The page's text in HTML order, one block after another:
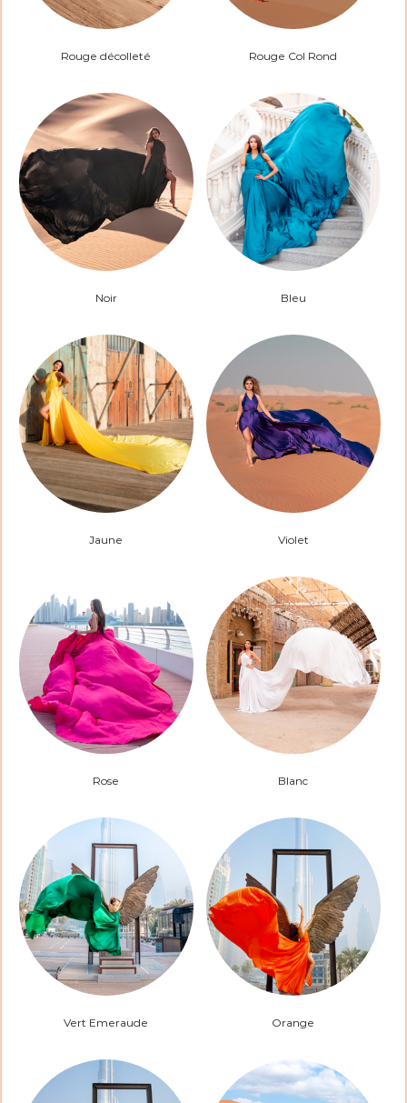
Rouge décolleté Rouge Col Rond
Noir Bleu
Jaune Violet
Rose Blanc
Vert Emeraude Orange